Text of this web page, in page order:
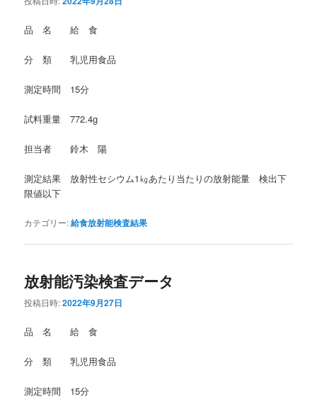
品 名 給 食
分 類 乳児用食品
測定時間 15分
試料重量 772.4g
担当者 鈴木 陽
測定結果 放射性セシウム1㎏あたり当たりの放射能量 検出下
限値以下
カテゴリー:給食放射能検査結果
放射能汚染検査データ
投稿日時:2022年9月27日
品 名 給 食
分 類 乳児用食品
測定時間 15分